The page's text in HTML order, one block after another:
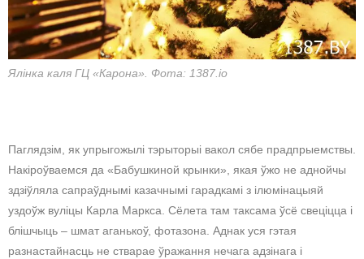
Ялінка каля ГЦ «Карона». Фота: 1387.io
Паглядзім, як упрыгожылі тэрыторыі вакол сябе прадпрыемствы.
Накіроўваемся да «Бабушкиной крынки», якая ўжо не аднойчы
здзіўляла сапраўднымі казачнымі гарадкамі з ілюмінацыяй
уздоўж вуліцы Карла Маркса. Сёлета там таксама ўсё свеціцца і
блішчыць – шмат аганькоў, фотазона. Аднак уся гэтая
разнастайнасць не стварае ўражання нечага адзінага і